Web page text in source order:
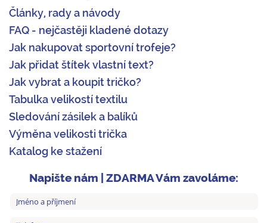
Články, rady a návody
FAQ - nejčastěji kladené dotazy
Jak nakupovat sportovní trofeje?
Jak přidat štítek vlastní text?
Jak vybrat a koupit tričko?
Tabulka velikostí textilu
Sledování zásilek a balíků
Výměna velikosti trička
Katalog ke stažení
Napište nám | ZDARMA Vám zavoláme: